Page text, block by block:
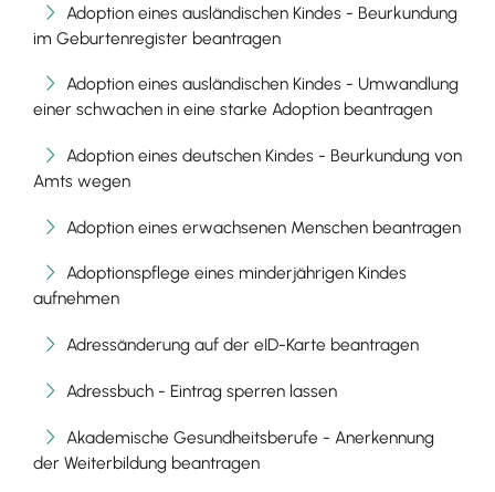
Adoption eines ausländischen Kindes - Beurkundung
im Geburtenregister beantragen
Adoption eines ausländischen Kindes - Umwandlung
einer schwachen in eine starke Adoption beantragen
Adoption eines deutschen Kindes - Beurkundung von
Amts wegen
Adoption eines erwachsenen Menschen beantragen
Adoptionspflege eines minderjährigen Kindes
aufnehmen
Adressänderung auf der eID-Karte beantragen
Adressbuch - Eintrag sperren lassen
Akademische Gesundheitsberufe - Anerkennung
der Weiterbildung beantragen